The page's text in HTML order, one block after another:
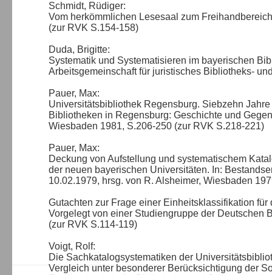
Schmidt, Rüdiger:
Vom herkömmlichen Lesesaal zum
(zur RVK S.154-158)
Duda, Brigitte:
Systematik und Systematisieren im bayerischen
Arbeitsgemeinschaft für juristisches Bibliotheks-
Pauer, Max:
Universitätsbibliothek Regensburg. Siebzehn
Bibliotheken in Regensburg: Geschichte und
Wiesbaden 1981, S.206-250 (zur RVK S.218-221)
Pauer, Max:
Deckung von Aufstellung und systematischem
der neuen bayerischen Universitäten. In:
10.02.1979, hrsg. von R. Alsheimer, Wiesbaden
Gutachten zur Frage einer Einheitsklassifikation
Vorgelegt von einer Studiengruppe der Deutschen
(zur RVK S.114-119)
Voigt, Rolf:
Die Sachkatalogsystematiken der
Vergleich unter besonderer Berücksichtigung der